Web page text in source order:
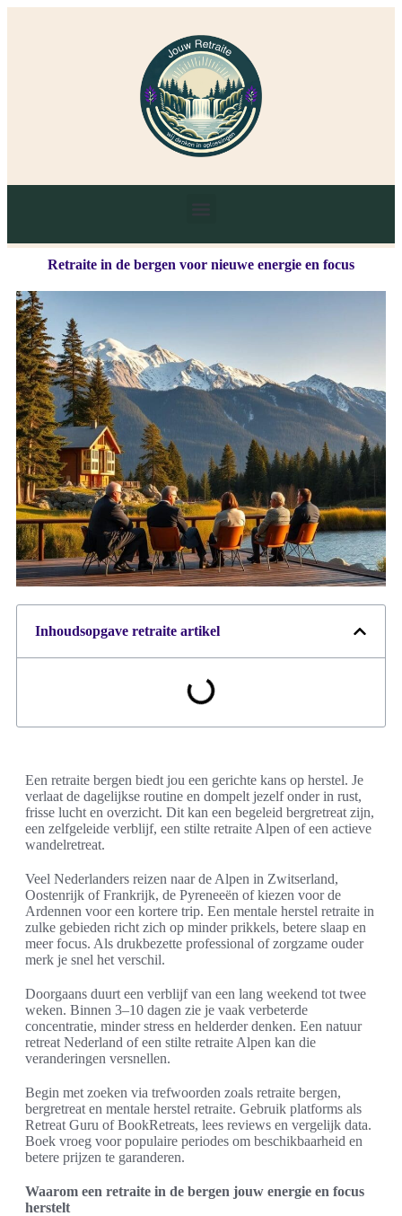
Retraite in de bergen voor nieuwe energie en focus
Inhoudsopgave retraite artikel
Een retraite bergen biedt jou een gerichte kans op herstel. Je
verlaat de dagelijkse routine en dompelt jezelf onder in rust,
frisse lucht en overzicht. Dit kan een begeleid bergretreat zijn,
een zelfgeleide verblijf, een stilte retraite Alpen of een actieve
wandelretreat.
Veel Nederlanders reizen naar de Alpen in Zwitserland,
Oostenrijk of Frankrijk, de Pyreneeën of kiezen voor de
Ardennen voor een kortere trip. Een mentale herstel retraite in
zulke gebieden richt zich op minder prikkels, betere slaap en
meer focus. Als drukbezette professional of zorgzame ouder
merk je snel het verschil.
Doorgaans duurt een verblijf van een lang weekend tot twee
weken. Binnen 3–10 dagen zie je vaak verbeterde
concentratie, minder stress en helderder denken. Een natuur
retreat Nederland of een stilte retraite Alpen kan die
veranderingen versnellen.
Begin met zoeken via trefwoorden zoals retraite bergen,
bergretreat en mentale herstel retraite. Gebruik platforms als
Retreat Guru of BookRetreats, lees reviews en vergelijk data.
Boek vroeg voor populaire periodes om beschikbaarheid en
betere prijzen te garanderen.
Waarom een retraite in de bergen jouw energie en focus
herstelt